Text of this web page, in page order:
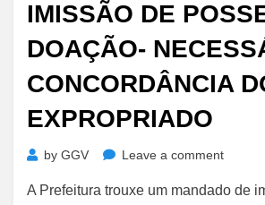
Isento
Custas
IMISSÃO DE
DOAÇÃO-
CONCORDÂNCIA
EXPROPRIADO
by GGV Leave a commenton
de
A Prefeitura trouxe um mandado de